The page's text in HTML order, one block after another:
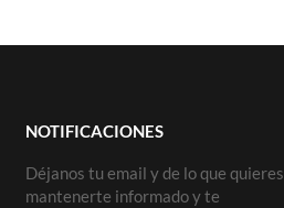
NOTIFICACIONES
Déjanos tu email y de lo que quieres
mantenerte informado y te